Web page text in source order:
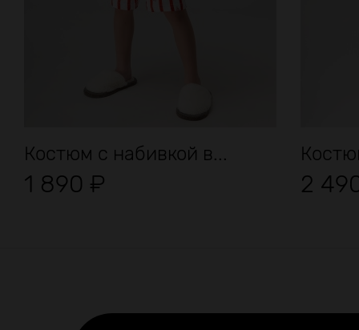
Костюм с набивкой в...
1 890 ₽ 2